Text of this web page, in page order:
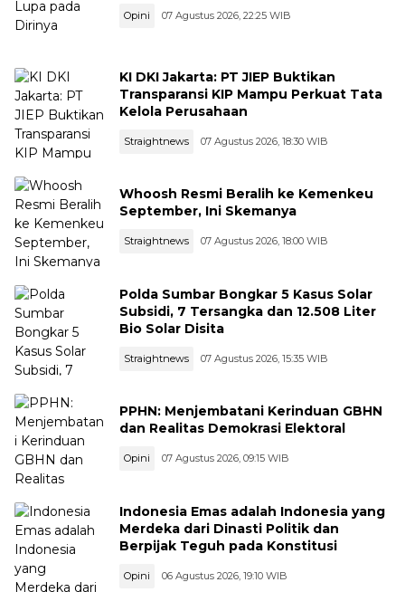
Opini 07 Agustus 2026, 22:25 WIB
KI DKI Jakarta: PT JIEP Buktikan
Transparansi KIP Mampu Perkuat Tata
Kelola Perusahaan
Straightnews 07 Agustus 2026, 18:30 WIB
Whoosh Resmi Beralih ke Kemenkeu
September, Ini Skemanya
Straightnews 07 Agustus 2026, 18:00 WIB
Polda Sumbar Bongkar 5 Kasus Solar
Subsidi, 7 Tersangka dan 12.508 Liter
Bio Solar Disita
Straightnews 07 Agustus 2026, 15:35 WIB
PPHN: Menjembatani Kerinduan GBHN
dan Realitas Demokrasi Elektoral
Opini 07 Agustus 2026, 09:15 WIB
Indonesia Emas adalah Indonesia yang
Merdeka dari Dinasti Politik dan
Berpijak Teguh pada Konstitusi
Opini 06 Agustus 2026, 19:10 WIB